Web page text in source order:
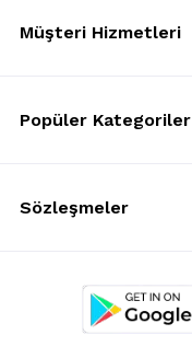
Müşteri Hizmetleri
Popüler Kategoriler
Sözleşmeler